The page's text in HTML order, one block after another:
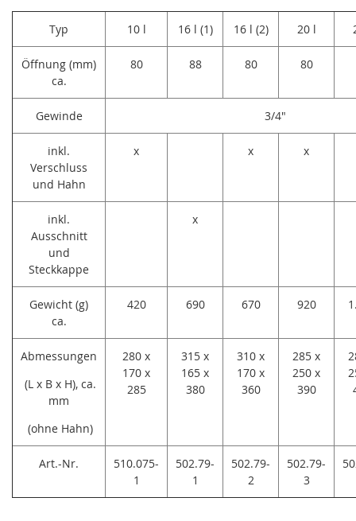
Typ 10 l 16 l (1) 16 l (2) 20 l
Öffnung (mm)
ca.
80 88 80 80
Gewinde 3/4"
inkl.
Verschluss
und Hahn
x x x
inkl.
Ausschnitt
und
Steckkappe
x
Gewicht (g)
ca.
420 690 670 920
Abmessungen
(L x B x H), ca.
mm
(ohne Hahn)
280 x
170 x
285
315 x
165 x
380
310 x
170 x
360
285 x
250 x
390
Art.-Nr.
510.075-
1
502.79-
1
502.79-
2
502.79-
3